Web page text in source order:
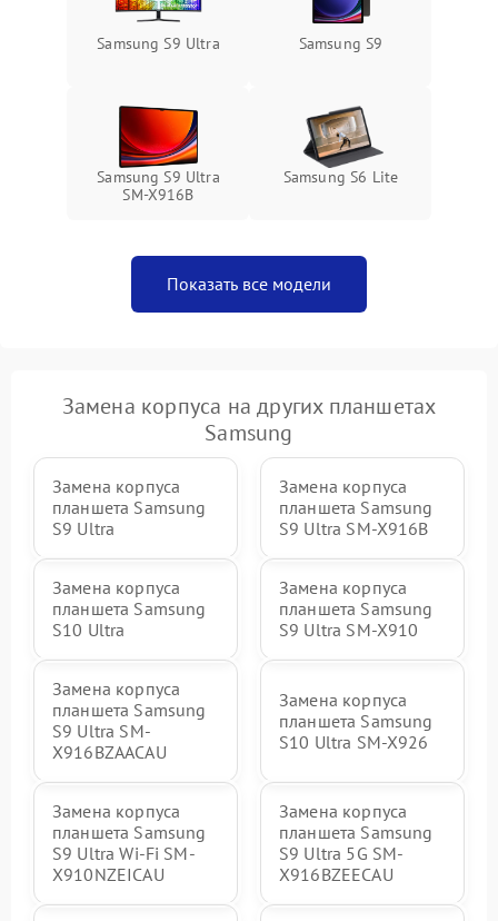
Samsung S9 Ultra Samsung S9
Samsung S9 Ultra
SM-X916B
Samsung S6 Lite
Показать все модели
Замена корпуса на других планшетах
Samsung
Замена корпуса
планшета Samsung
S9 Ultra
Замена корпуса
планшета Samsung
S9 Ultra SM-X916B
Замена корпуса
планшета Samsung
S10 Ultra
Замена корпуса
планшета Samsung
S9 Ultra SM-X910
Замена корпуса
планшета Samsung
S9 Ultra SM-
X916BZAACAU
Замена корпуса
планшета Samsung
S10 Ultra SM-X926
Замена корпуса
планшета Samsung
S9 Ultra Wi-Fi SM-
X910NZEICAU
Замена корпуса
планшета Samsung
S9 Ultra 5G SM-
X916BZEECAU